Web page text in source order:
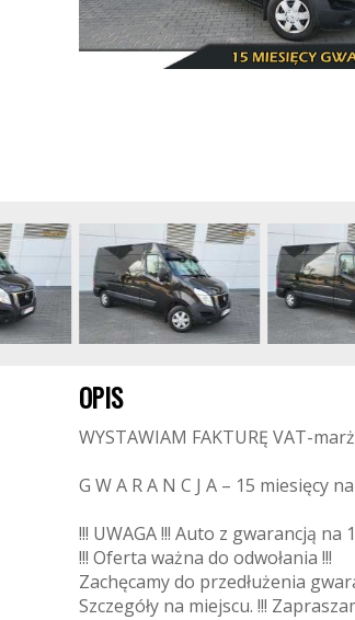
OPIS
WYSTAWIAM FAKTURĘ VAT-
G W A R A N C J A – 15 miesięcy
!!! UWAGA !!! Auto z gwarancją
!!! Oferta ważna do odwołania !!!
Zachęcamy do przedłużenia
Szczegóły na miejscu. !!!